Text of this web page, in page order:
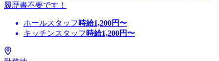
履歴書不要です！
ホールスタッフ 時給1,200円〜
キッチンスタッフ 時給1,200円〜